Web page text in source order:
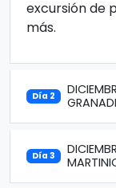
excursión de
más.
Día 2
Día 3